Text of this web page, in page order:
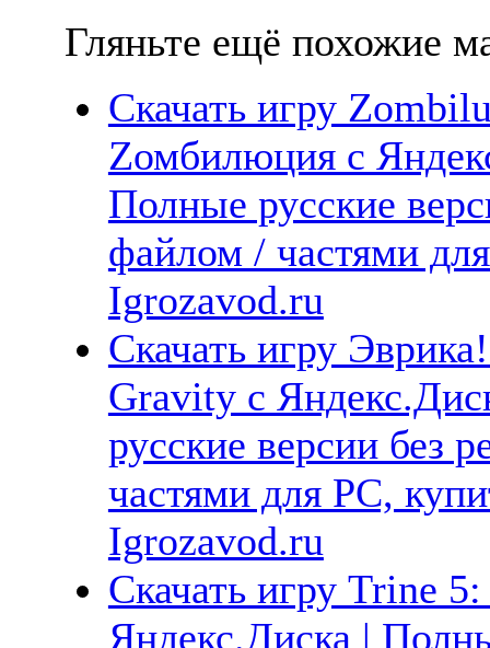
Гляньте ещё похожие
Скачать игру
Zомбилюция с
Полные русские
файлом / частями
Igrozavod.ru
Скачать игру
Gravity с
русские версии без
частями для PC,
Igrozavod.ru
Скачать игру Trine
Яндекс.Диска |